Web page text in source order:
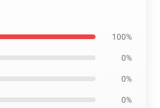
100%
0%
0%
0%